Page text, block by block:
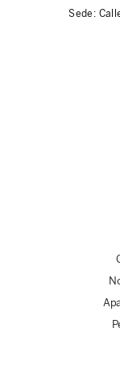
Sede: